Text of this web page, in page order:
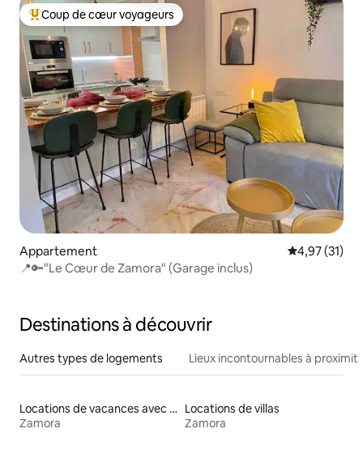
Coups de cœur voyageurs les plus appréciés
Coup de cœur voyageurs
Appartement Évaluation
4,97 (31)
📍🔑"Le Cœur de Zamora" (Garage inclus)
Destinations à découvrir
Autres types de logements Lieux incontournables à
Locations de vacances avec piscine
Zamora
Locations de villas
Zamora